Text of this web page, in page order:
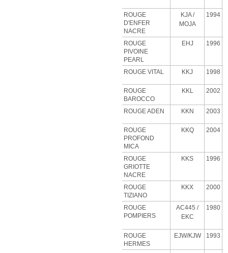
ROUGE
D'ENFER
NACRE
KJA/
MOJA
1994
ROUGE
PIVOINE
PEARL
EHJ 1996
ROUGE VITAL KKJ 1998
ROUGE
BAROCCO
KKL 2002
ROUGE ADEN KKN 2003
ROUGE
PROFOND
MICA
KKQ 2004
ROUGE
GRIOTTE
NACRE
KKS 1996
ROUGE
TIZIANO
KKX 2000
ROUGE
POMPIERS
AC445 /
EKC
1980
ROUGE
HERMES
EJW/KJW 1993